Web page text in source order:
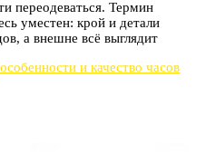
переодеваться. Термин
уместен: крой и детали
а внешне всё выглядит
и качество часов